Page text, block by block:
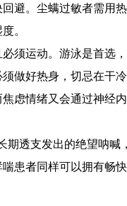
。尘螨过敏者需用
。
运动。游泳是首选
做好热身，切忌在干冷
情绪又会通过神经
透支发出的绝望呐喊
患者同样可以拥有畅